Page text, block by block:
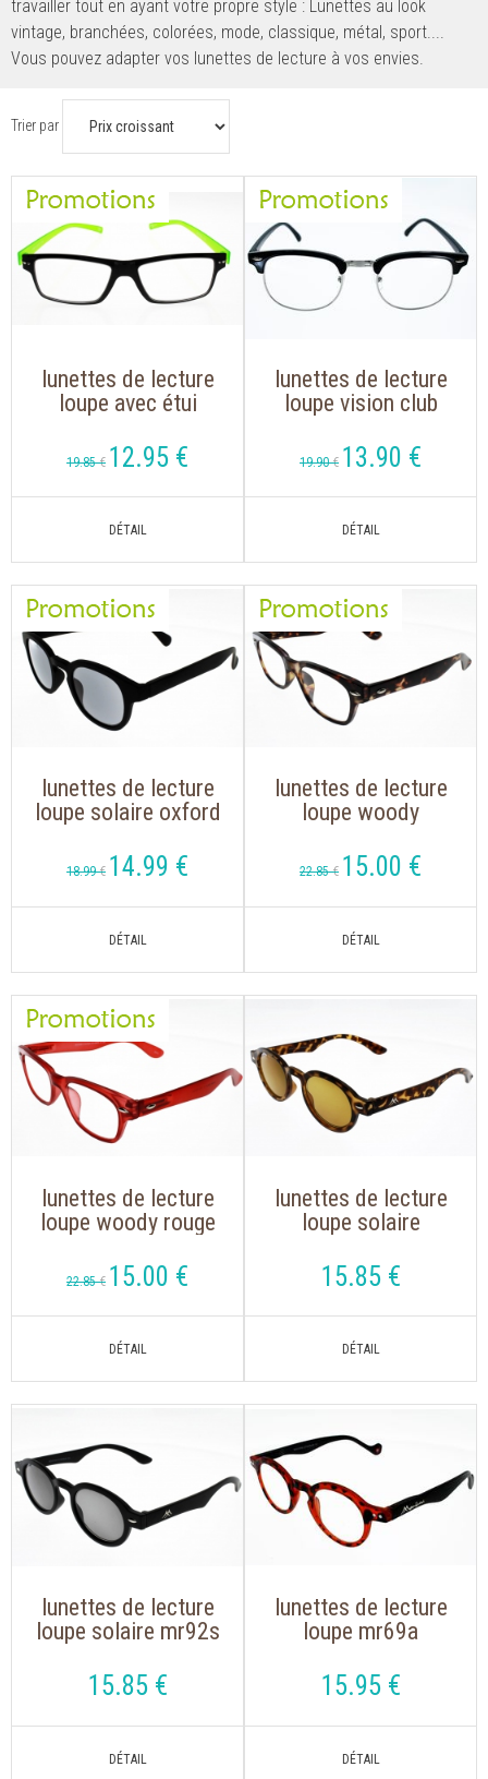
travailler tout en ayant votre propre style : Lunettes au look
vintage, branchées, colorées, mode, classique, métal, sport....
Vous pouvez adapter vos lunettes de lecture à vos envies.
Trier par
lunettes de lecture
loupe avec étui
19.85 € 12.95 €
lunettes de lecture
loupe vision club
noire pour un style
inégalé
19.90 € 13.90 €
lunettes de lecture
loupe solaire oxford
trend"" indice 2
18.99 € 14.99 €
lunettes de lecture
loupe woody
branches flex
22.85 € 15.00 €
lunettes de lecture
loupe woody rouge
22.85 € 15.00 €
lunettes de lecture
loupe solaire
15.85 €
lunettes de lecture
loupe solaire mr92s
15.85 €
lunettes de lecture
loupe mr69a
étui souple
15.95 €